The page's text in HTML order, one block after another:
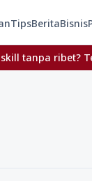
TipsBeritaBisnis
ribet?